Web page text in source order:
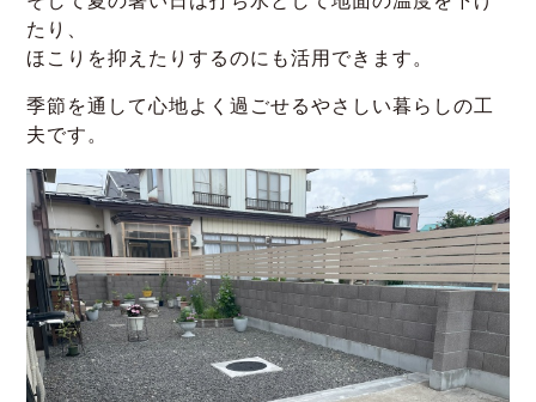
たり、
ほこりを抑えたりするのにも活用できます。
季節を通して心地よく過ごせるやさしい暮らしの工
夫です。